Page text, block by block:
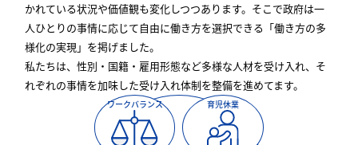
かれている状況や価値観も変化しつつあります。そこで政府は一
人ひとりの事情に応じて自由に働き方を選択できる「働き方の多
様化の実現」を掲げました。
私たちは、性別・国籍・雇用形態など多様な人材を受け入れ、そ
れぞれの事情を加味した受け入れ体制を整備を進めてます。
ワークバランス 育児休業